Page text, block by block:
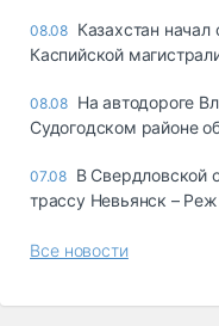
08.08 Казахстан начал
Каспийской
08.08 На автодороге
Судогодском районе
07.08 В Свердловской
трассу Невьянск –
Все новости